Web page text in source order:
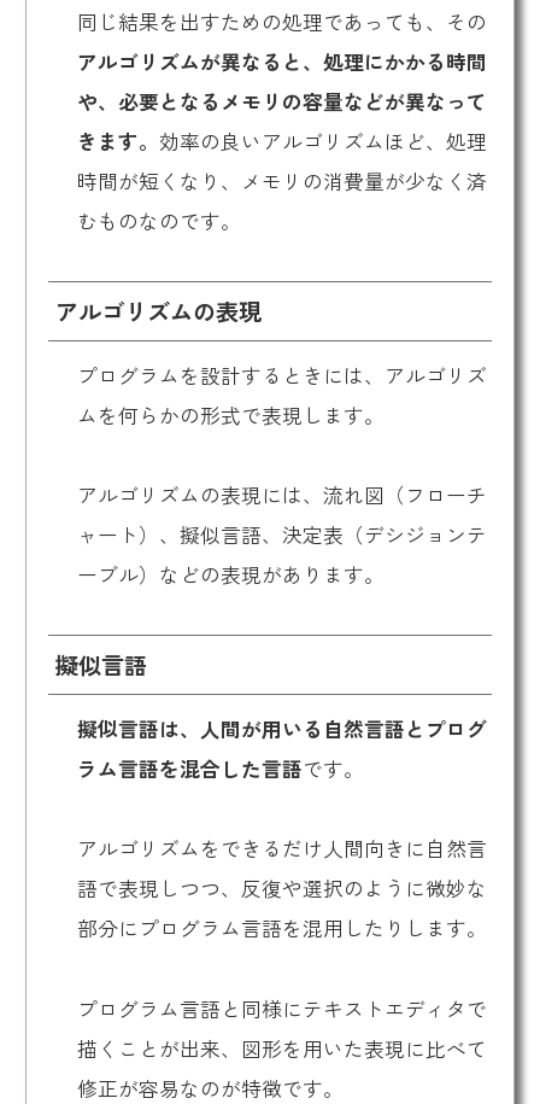
同じ結果を出すための処理であっても、その
アルゴリズムが異なると、処理にかかる時間
や、必要となるメモリの容量などが異なって
きます。 効率の良いアルゴリズムほど、処理
時間が短くなり、メモリの消費量が少なく済
むものなのです。
アルゴリズムの表現
プログラムを設計するときには、アルゴリズ
ムを何らかの形式で表現します。
アルゴリズムの表現には、流れ図（フローチ
ャート）、擬似言語、決定表（デシジョンテ
ーブル）などの表現があります。
擬似言語
擬似言語は、人間が用いる自然言語とプログ
ラム言語を混合した言語です。
アルゴリズムをできるだけ人間向きに自然言
語で表現しつつ、反復や選択のように微妙な
部分にプログラム言語を混用したりします。
プログラム言語と同様にテキストエディタで
描くことが出来、図形を用いた表現に比べて
修正が容易なのが特徴です。